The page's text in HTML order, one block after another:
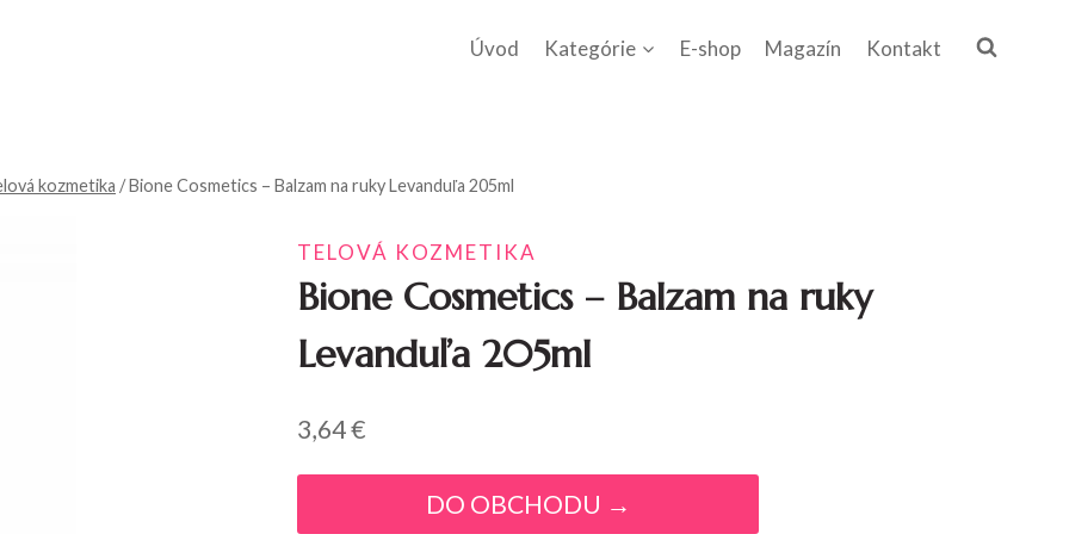
Úvod Kategórie E-shop Magazín Kontakt
kozmetika /Bione Cosmetics – Balzam na ruky Levanduľa 205ml
TELOVÁ KOZMETIKA
Bione Cosmetics – Balzam na ruky
Levanduľa 205ml
3,64€
DO OBCHODU →